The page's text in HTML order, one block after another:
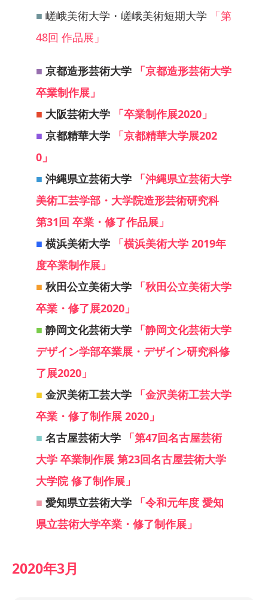
■ 嵯峨美術大学・嵯峨美術短期大学
「第
48回 作品展」
■ 京都造形芸術大学
「京都造形芸術大学
卒業制作展」
■ 大阪芸術大学
「卒業制作展2020」
■ 京都精華大学
「京都精華大学展202
0」
■ 沖縄県立芸術大学
「沖縄県立芸術大学
美術工芸学部・大学院造形芸術研究科
第31回 卒業・修了作品展」
■ 横浜美術大学
「横浜美術大学 2019年
度卒業制作展」
■ 秋田公立美術大学
「秋田公立美術大学
卒業・修了展2020」
■ 静岡文化芸術大学
「静岡文化芸術大学
デザイン学部卒業展・デザイン研究科修
了展2020」
■ 金沢美術工芸大学
「金沢美術工芸大学
卒業・修了制作展 2020」
■ 名古屋芸術大学
「第47回名古屋芸術
大学 卒業制作展 第23回名古屋芸術大学
大学院 修了制作展」
■ 愛知県立芸術大学
「令和元年度 愛知
県立芸術大学卒業・修了制作展」
2020年3月